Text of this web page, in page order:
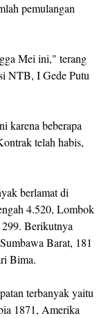
pemulangan
Mei ini," terang
NTB, I Gede Putu
karena beberapa
telah habis,
berlamat di
4.520, Lombok
Berikutnya
Barat, 181
Bima.
terbanyak yaitu
1871, Amerika